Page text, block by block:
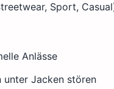
Sport,
Anlässe
unter Jacken stören